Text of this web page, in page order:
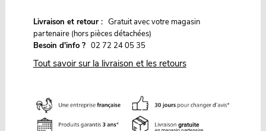
Livraison et retour : Gratuit avec votre magasin
partenaire (hors pièces détachées)
Besoin d'info ? 02 72 24 05 35
Tout savoir sur la livraison et les retours